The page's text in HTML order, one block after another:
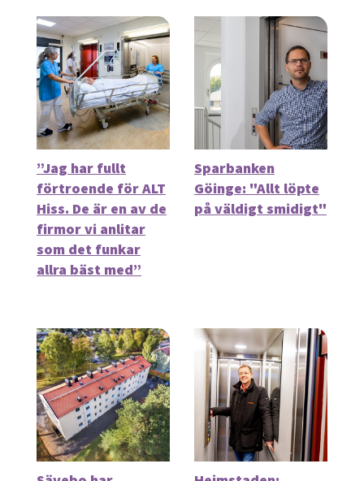
”Jag har fullt
förtroende för ALT
Hiss. De är en av de
firmor vi anlitar
som det funkar
allra bäst med”
Sparbanken
Göinge: "Allt löpte
på väldigt smidigt"